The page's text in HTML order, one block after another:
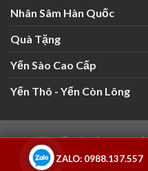
ZALO: 0988.137.557
Nhân Sâm Hàn Quốc
Quà Tặng
Yến Sào Cao Cấp
Yến Thô - Yến Còn Lông
Design by:
Copyright 2026 ©